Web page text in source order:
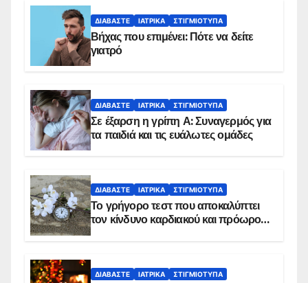
ΔΙΑΒΆΣΤΕ ΙΑΤΡΙΚΆ ΣΤΙΓΜΙΌΤΥΠΑ
Βήχας που επιμένει: Πότε να δείτε
γιατρό
ΔΙΑΒΆΣΤΕ ΙΑΤΡΙΚΆ ΣΤΙΓΜΙΌΤΥΠΑ
Σε έξαρση η γρίπη Α: Συναγερμός για
τα παιδιά και τις ευάλωτες ομάδες
ΔΙΑΒΆΣΤΕ ΙΑΤΡΙΚΆ ΣΤΙΓΜΙΌΤΥΠΑ
Το γρήγορο τεστ που αποκαλύπτει
τον κίνδυνο καρδιακού και πρόωρου
ΔΙΑΒΆΣΤΕ ΙΑΤΡΙΚΆ ΣΤΙΓΜΙΌΤΥΠΑ